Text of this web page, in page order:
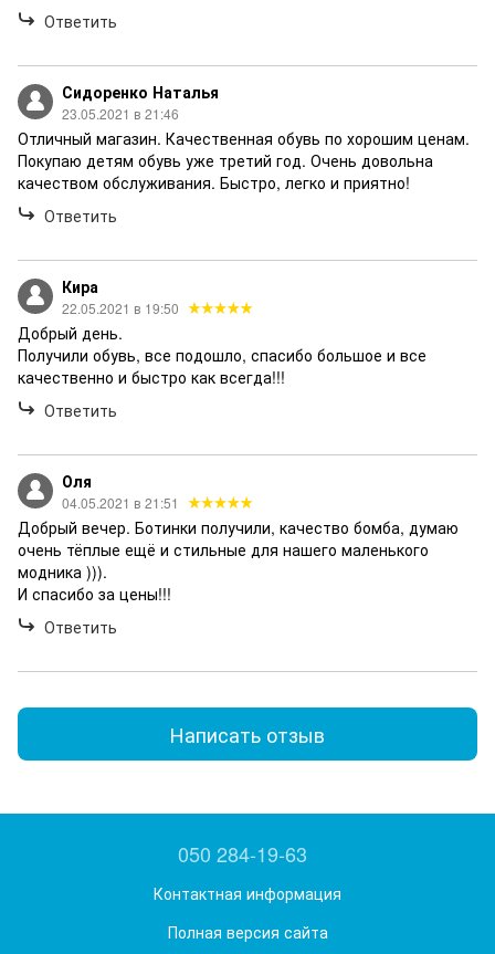
Ответить
Сидоренко Наталья
23.05.2021 в 21:46
Отличный магазин. Качественная обувь по хорошим ценам.
Покупаю детям обувь уже третий год. Очень довольна
качеством обслуживания. Быстро, легко и приятно!
Ответить
Кира
22.05.2021 в 19:50
Добрый день.
Получили обувь, все подошло, спасибо большое и все
качественно и быстро как всегда!!!
Ответить
Оля
04.05.2021 в 21:51
Добрый вечер. Ботинки получили, качество бомба, думаю
очень тёплые ещё и стильные для нашего маленького
модника ))).
И спасибо за цены!!!
Ответить
Написать отзыв
050 284-19-63
Контактная информация
Полная версия сайта